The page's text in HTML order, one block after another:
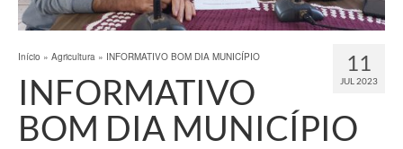
11
JUL 2023
Início » Agricultura » INFORMATIVO BOM DIA MUNICÍPIO
INFORMATIVO
BOM DIA MUNICÍPIO